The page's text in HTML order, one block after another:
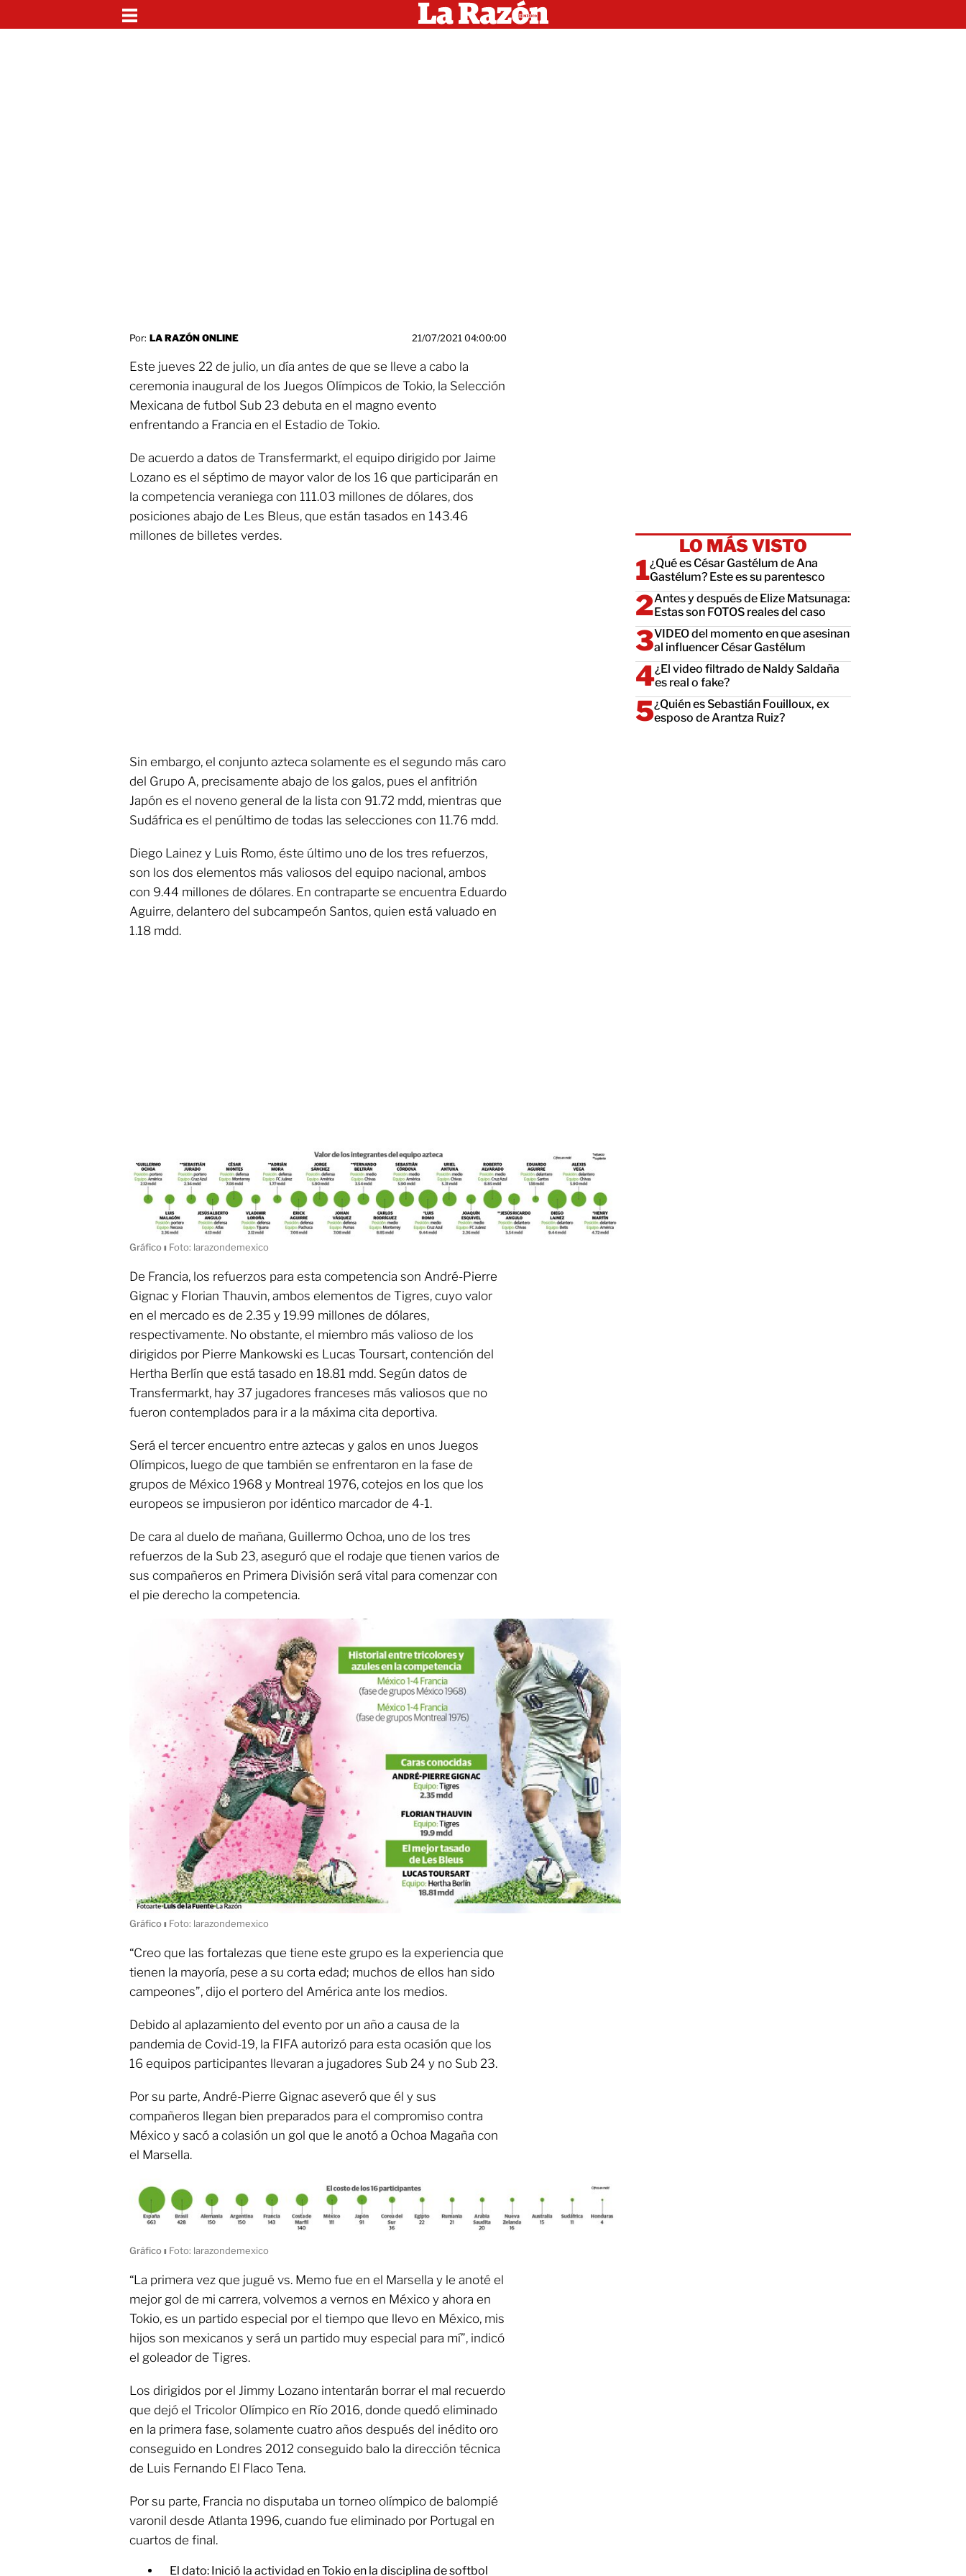
Por: LA RAZÓN ONLINE 21/07/2021 04:00:00
Este jueves 22 de julio, un día antes de que se lleve a cabo la
ceremonia inaugural de los Juegos Olímpicos de Tokio, la Selección
Mexicana de futbol Sub 23 debuta en el magno evento
enfrentando a Francia en el Estadio de Tokio.
De acuerdo a datos de Transfermarkt, el equipo dirigido por Jaime
Lozano es el séptimo de mayor valor de los 16 que participarán en
la competencia veraniega con 111.03 millones de dólares, dos
posiciones abajo de Les Bleus, que están tasados en 143.46
millones de billetes verdes.
Sin embargo, el conjunto azteca solamente es el segundo más caro
del Grupo A, precisamente abajo de los galos, pues el anfitrión
Japón es el noveno general de la lista con 91.72 mdd, mientras que
Sudáfrica es el penúltimo de todas las selecciones con 11.76 mdd.
Diego Lainez y Luis Romo, éste último uno de los tres refuerzos,
son los dos elementos más valiosos del equipo nacional, ambos
con 9.44 millones de dólares. En contraparte se encuentra Eduardo
Aguirre, delantero del subcampeón Santos, quien está valuado en
1.18 mdd.
Gráficoı Foto: larazondemexico
De Francia, los refuerzos para esta competencia son André-Pierre
Gignac y Florian Thauvin, ambos elementos de Tigres, cuyo valor
en el mercado es de 2.35 y 19.99 millones de dólares,
respectivamente. No obstante, el miembro más valioso de los
dirigidos por Pierre Mankowski es Lucas Toursart, contención del
Hertha Berlín que está tasado en 18.81 mdd. Según datos de
Transfermarkt, hay 37 jugadores franceses más valiosos que no
fueron contemplados para ir a la máxima cita deportiva.
Será el tercer encuentro entre aztecas y galos en unos Juegos
Olímpicos, luego de que también se enfrentaron en la fase de
grupos de México 1968 y Montreal 1976, cotejos en los que los
europeos se impusieron por idéntico marcador de 4-1.
De cara al duelo de mañana, Guillermo Ochoa, uno de los tres
refuerzos de la Sub 23, aseguró que el rodaje que tienen varios de
sus compañeros en Primera División será vital para comenzar con
el pie derecho la competencia.
Gráficoı Foto: larazondemexico
“Creo que las fortalezas que tiene este grupo es la experiencia que
tienen la mayoría, pese a su corta edad; muchos de ellos han sido
campeones”, dijo el portero del América ante los medios.
Debido al aplazamiento del evento por un año a causa de la
pandemia de Covid-19, la FIFA autorizó para esta ocasión que los
16 equipos participantes llevaran a jugadores Sub 24 y no Sub 23.
Por su parte, André-Pierre Gignac aseveró que él y sus
compañeros llegan bien preparados para el compromiso contra
México y sacó a colasión un gol que le anotó a Ochoa Magaña con
el Marsella.
Gráficoı Foto: larazondemexico
“La primera vez que jugué vs. Memo fue en el Marsella y le anoté el
mejor gol de mi carrera, volvemos a vernos en México y ahora en
Tokio, es un partido especial por el tiempo que llevo en México, mis
hijos son mexicanos y será un partido muy especial para mí”, indicó
el goleador de Tigres.
Los dirigidos por el Jimmy Lozano intentarán borrar el mal recuerdo
que dejó el Tricolor Olímpico en Río 2016, donde quedó eliminado
en la primera fase, solamente cuatro años después del inédito oro
conseguido en Londres 2012 conseguido balo la dirección técnica
de Luis Fernando El Flaco Tena.
Por su parte, Francia no disputaba un torneo olímpico de balompié
varonil desde Atlanta 1996, cuando fue eliminado por Portugal en
cuartos de final.
El dato: Inició la actividad en Tokio en la disciplina de softbol
LO MÁS VISTO
¿Qué es César Gastélum de Ana
Gastélum? Este es su parentesco
Antes y después de Elize Matsunaga:
Estas son FOTOS reales del caso
VIDEO del momento en que asesinan
al influencer César Gastélum
¿El video filtrado de Naldy Saldaña
es real o fake?
¿Quién es Sebastián Fouilloux, ex
esposo de Arantza Ruiz?